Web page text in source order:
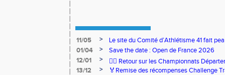
11/05 >
Le site du Comité d’Athlétisme 41 fait
01/04
>
Save the date : Open de France 2026
12/01
>
🏃‍♂️ Retour sur les Championnats
13/12
>
🏅Remise des récompenses Challenge